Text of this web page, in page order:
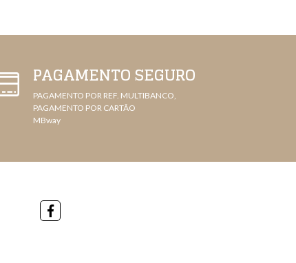
PAGAMENTO SEGURO
PAGAMENTO POR REF. MULTIBANCO,
PAGAMENTO POR CARTÃO
MBway